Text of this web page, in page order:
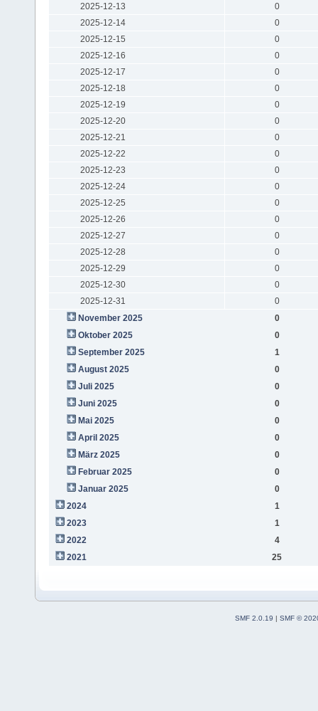
2025-12-13
0
2025-12-14
0
2025-12-15
0
2025-12-16
0
2025-12-17
0
2025-12-18
0
2025-12-19
0
2025-12-20
0
2025-12-21
0
2025-12-22
0
2025-12-23
0
2025-12-24
0
2025-12-25
0
2025-12-26
0
2025-12-27
0
2025-12-28
0
2025-12-29
0
2025-12-30
0
2025-12-31
0
November 2025
0
Oktober 2025
0
September 2025
1
August 2025
0
Juli 2025
0
Juni 2025
0
Mai 2025
0
April 2025
0
März 2025
0
Februar 2025
0
Januar 2025
0
2024
1
2023
1
2022
4
2021
25
SMF 2.0.19 | SMF ©